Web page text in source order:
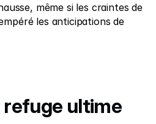
même si les craintes de
les anticipations de
refuge ultime